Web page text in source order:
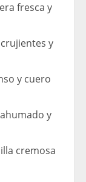
fresca y
y
y cuero
y
cremosa